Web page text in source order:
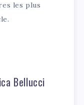
les plus
Bellucci